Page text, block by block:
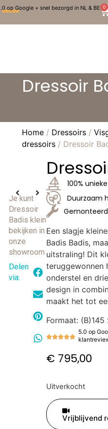
op Google + snel bezorgd in NL & BE 0
Dressoir
Home/ Dressoirs/
dressoirs/ Dressoir
Je kunt
Dressoir
Badis klein
bekijken in
onze
showroom
Delen
via:
100%
Duurzaam
Een slagje
Badis Badis,
uitstraling! Dit
teruggewonnen
onderstel en
design in
maakt het tot
Formaat:
5.0 op
€ 795,00
Uitverkocht
Vrijblijvend